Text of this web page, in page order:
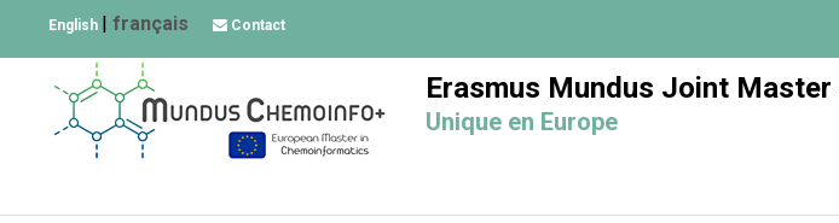
English | français Contact
Erasmus Mundus Joint
Unique en Europe